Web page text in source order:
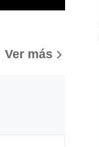
Ver más